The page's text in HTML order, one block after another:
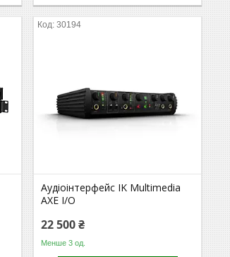
30194
Аудіоінтерфейс IK Multimedia
AXE I/O
22 500 ₴
Менше 3 од.